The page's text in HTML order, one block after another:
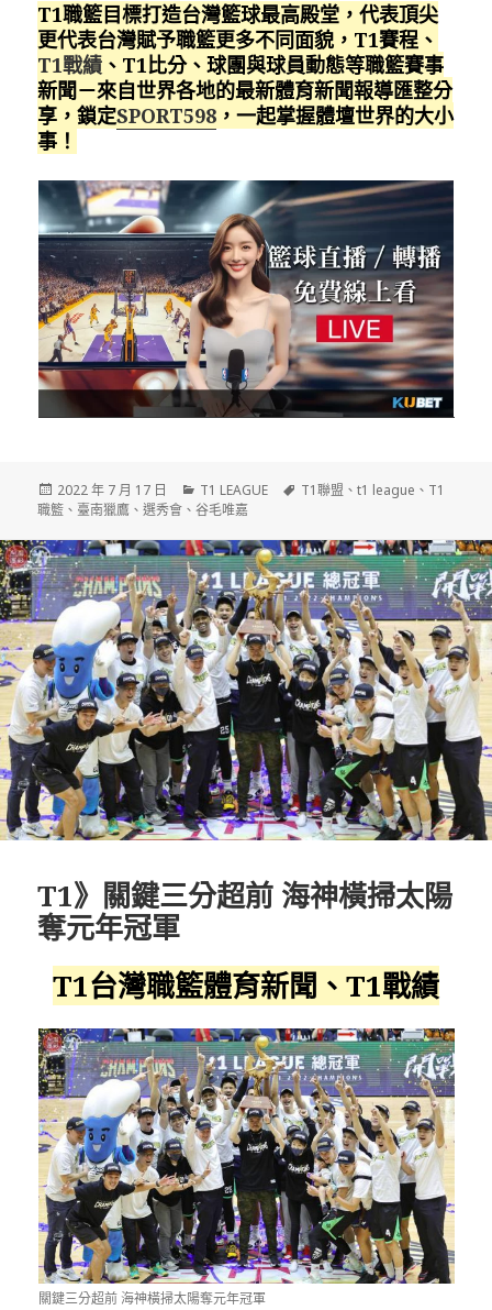
T1職籃目標打造台灣籃球最高殿堂，代表頂尖
更代表台灣賦予職籃更多不同面貌，T1賽程、
T1戰績 、T1比分、球團與球員動態等職籃賽事
新聞－來自世界各地的最新體育新聞報導匯整分
享，鎖定SPORT598 ，一起掌握體壇世界的大小
事！
發
佈
期:
2022 年 7 月 17 日
分
類
T1 LEAGUE
標
T1聯盟 、t1 league 、 T1
職籃 、 臺南獵鷹 、選秀會 、谷毛唯嘉
T1》關鍵三分超前 海神橫掃太陽
奪元年冠軍
T1台灣職籃體育新聞、T1戰績
關鍵三分超前 海神橫掃太陽奪元年冠軍